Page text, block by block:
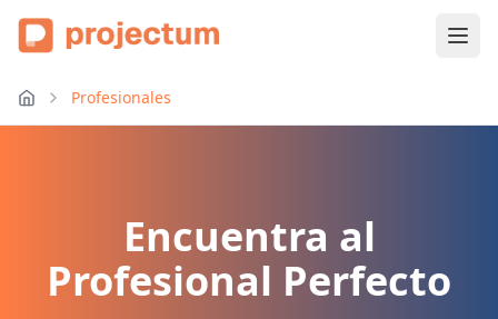
Profesionales
Encuentra al
Profesional Perfecto